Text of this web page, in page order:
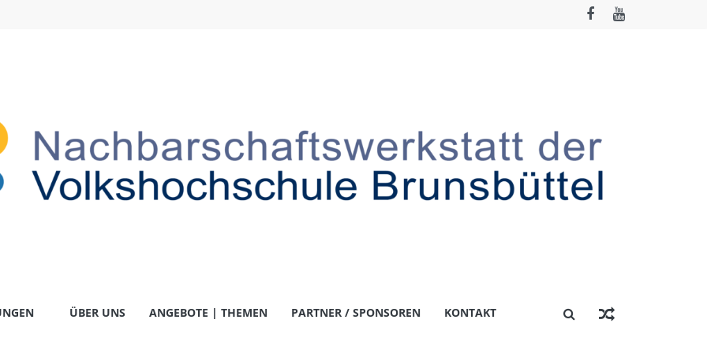
ÜBER UNS ANGEBOTE | THEMEN PARTNER / SPONSOREN KONTAKT